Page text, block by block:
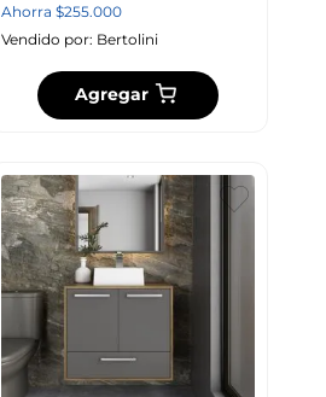
Ahorra$255.000
Vendido por: Bertolini
Agregar